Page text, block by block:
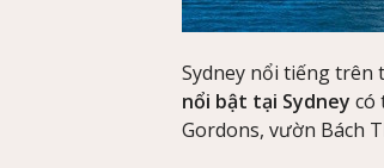
Sydney nổi tiếng
nổi bật tại Sydney có
Gordons, vườn Bách